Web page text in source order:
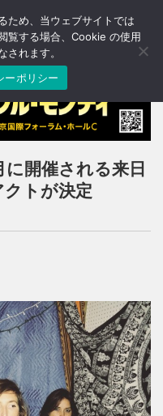
T
o
n
a
v
i
g
o
開催される来日
トが決定
ため、当ウェブサイトでは
覧する場合、Cookie の使用
されます。
ーポリシー